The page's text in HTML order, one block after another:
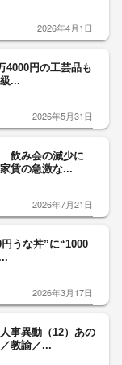
2026年4月1日
4000円の工芸品も
...
2026年5月31日
飲み会の減少に
賃の急激な...
2026年7月21日
うな丼”に“1000
2026年3月17日
事異動（12）あの
教諭／...